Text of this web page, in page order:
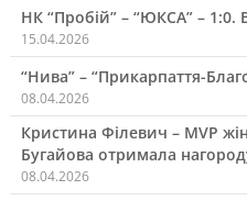
НК “Пробій” – “ЮКСА” – 1:0.
15.04.2026
“Нива” – “Прикарпаття-
08.04.2026
Кристина Філевич – MVP
Бугайова отримала
08.04.2026